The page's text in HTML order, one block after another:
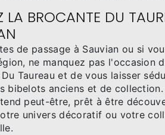
LA BROCANTE DU
de passage à Sauvian ou si
ne manquez pas l'occasion
Taureau et de vous laisser
bibelots anciens et de
peut-être, prêt à être
univers décoratif ou votre